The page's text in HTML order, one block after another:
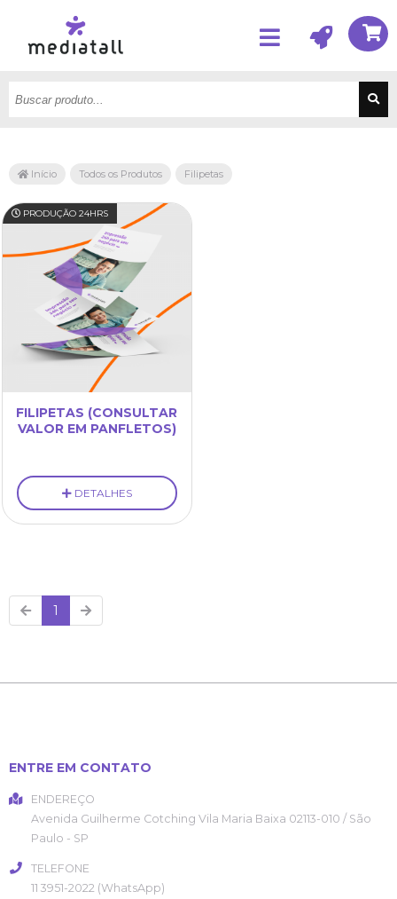
Início Todos os Produtos Filipetas
PRODUÇÃO 24HRS
FILIPETAS (CONSULTAR
VALOR EM PANFLETOS)
DETALHES
1
ENTRE EM CONTATO
ENDEREÇO
Avenida Guilherme Cotching Vila Maria Baixa 02113-010 / São
Paulo - SP
TELEFONE
11 3951-2022 (WhatsApp)